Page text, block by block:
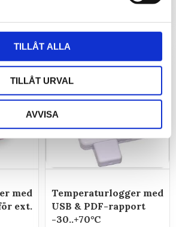
TILLÅT ALLA
TILLÅT URVAL
AVVISA
med
ext.
Temperaturlogger med
USB & PDF-rapport
-30..+70°C